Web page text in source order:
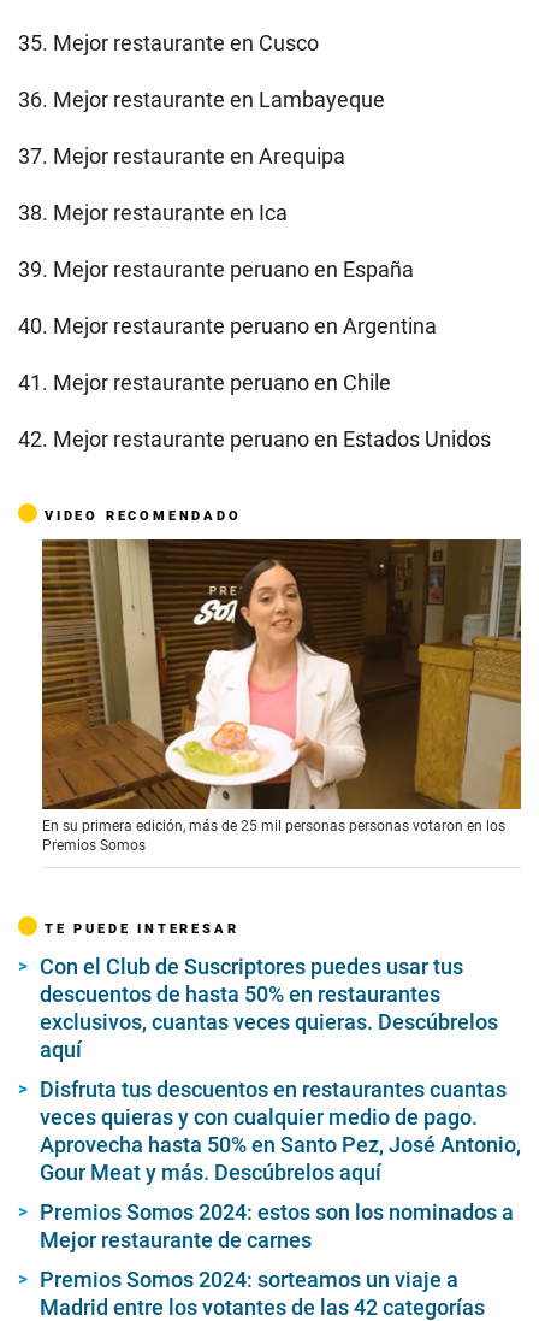
35. Mejor restaurante en Cusco
36. Mejor restaurante en Lambayeque
37. Mejor restaurante en Arequipa
38. Mejor restaurante en Ica
39. Mejor restaurante peruano en España
40. Mejor restaurante peruano en Argentina
41. Mejor restaurante peruano en Chile
42. Mejor restaurante peruano en Estados Unidos
VIDEO RECOMENDADO
0
o
f
1
n
t
e
2
4
e
o
n
d
s
En su primera edición, más de 25 mil personas personas votaron en los
Premios Somos
TE PUEDE INTERESAR
Con el Club de Suscriptores puedes usar tus
descuentos de hasta 50% en restaurantes
exclusivos, cuantas veces quieras. Descúbrelos
aquí
Disfruta tus descuentos en restaurantes cuantas
veces quieras y con cualquier medio de pago.
Aprovecha hasta 50% en Santo Pez, José Antonio,
Gour Meat y más. Descúbrelos aquí
Premios Somos 2024: estos son los nominados a
Mejor restaurante de carnes
Premios Somos 2024: sorteamos un viaje a
Madrid entre los votantes de las 42 categorías